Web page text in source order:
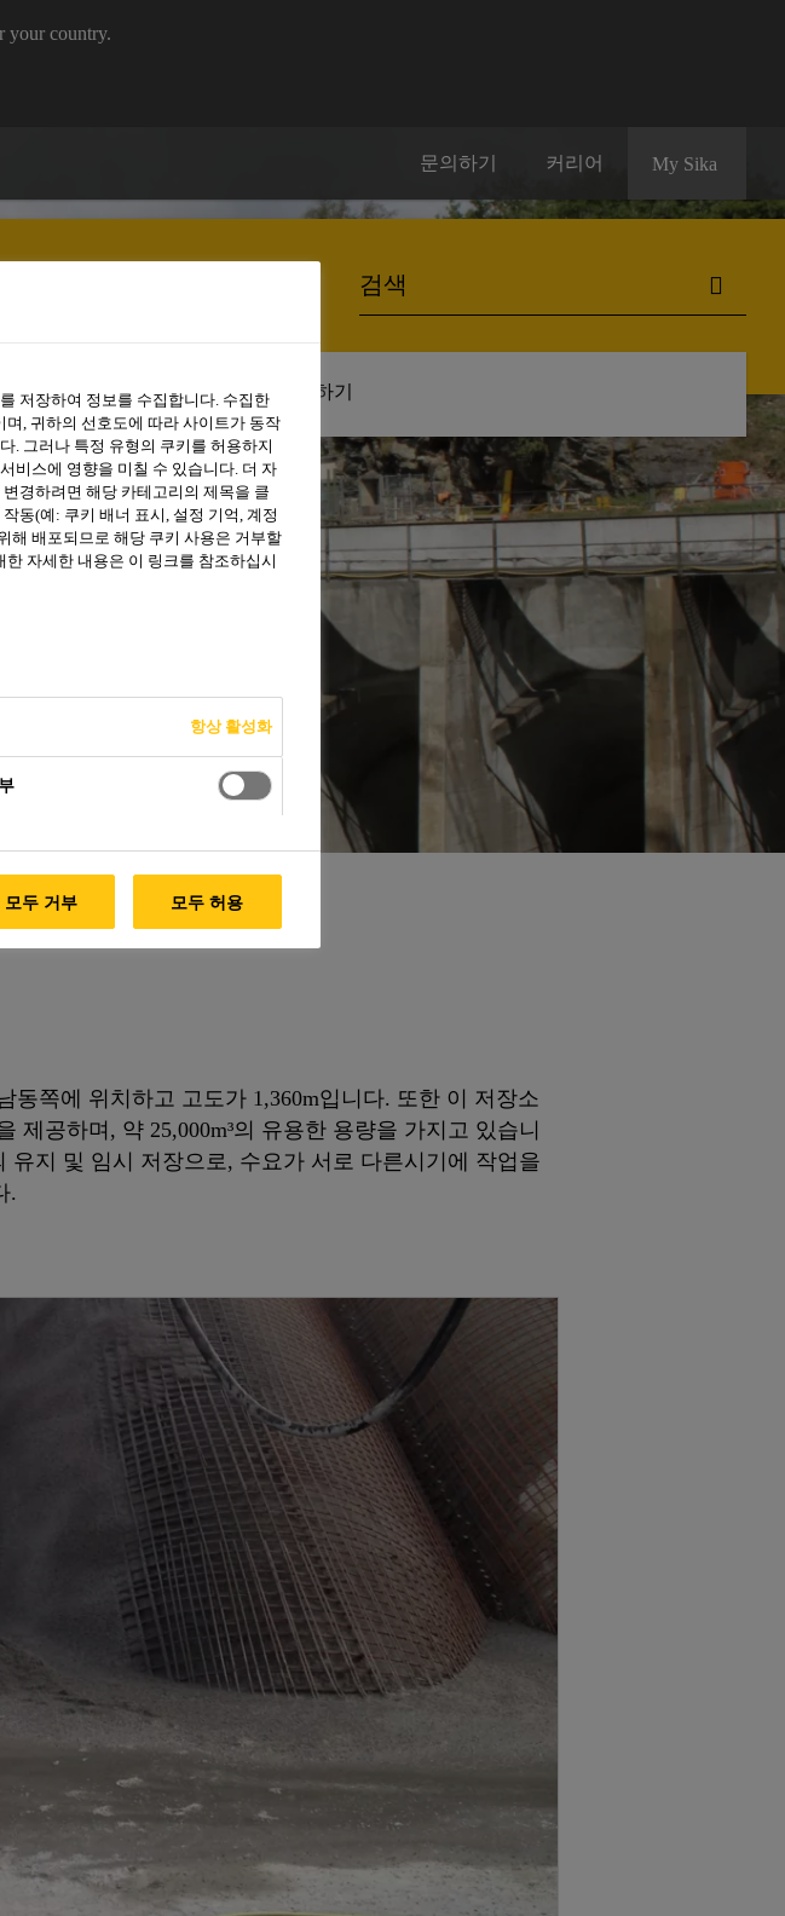
your country.
문의하기 커리어 My Sika
다운로드 소셜 미디어 구독하기
쪽에 위치하고 고도가 1,360m입니다. 또한 이 저장소
공하며, 약 25,000m³의 유용한 용량을 가지고 있습니
지 및 임시 저장으로, 수요가 서로 다른시기에 작업을
.
저장하여 정보를 수집합니다. 수집한
, 귀하의 선호도에 따라 사이트가 동작
. 그러나 특정 유형의 쿠키를 허용하지
비스에 영향을 미칠 수 있습니다. 더 자
경하려면 해당 카테고리의 제목을 클
동(예: 쿠키 배너 표시, 설정 기억, 계정
해 배포되므로 해당 쿠키 사용은 거부할
자세한 내용은 이 링크를 참조하십시
항상 활성화
모두 거부 모두 허용